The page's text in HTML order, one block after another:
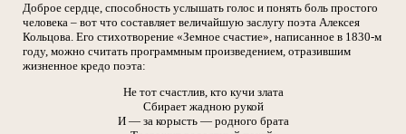
Доброе сердце, способность услышать голос и понять боль простого
человека – вот что составляет величайшую заслугу поэта Алексея
Кольцова. Его стихотворение «Земное счастие», написанное в 1830-м
году, можно считать программным произведением, отразившим
жизненное кредо поэта:
Не тот счастлив, кто кучи злата
Сбирает жадною рукой
И — за корысть — родного брата